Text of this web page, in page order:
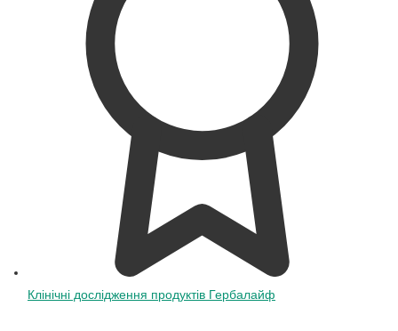
Клінічні дослідження продуктів Гербалайф